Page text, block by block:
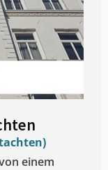
einem